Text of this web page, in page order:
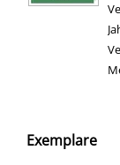
Exemplare